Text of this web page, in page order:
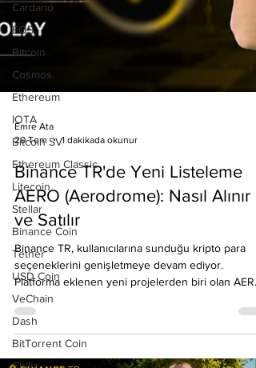
Cardano
EOS
Bitcoin
Cosmos
Ethereum
IOTA
Bitcoin SV
Ethereum Classic
Litecoin
Stellar
Binance Coin
Tether
USD Coin
VeChain
Dash
BitTorrent Coin
Emre Ata
20 Tem
1 dakikada okunur
Binance TR'de Yeni Listeleme
AERO (Aerodrome): Nasıl Alınır
ve Satılır
Binance TR, kullanıcılarına sunduğu kripto para
seçeneklerini genişletmeye devam ediyor.
Platforma eklenen yeni projelerden biri olan AERO
(Aerodrome), özellikle Base ekosistemini takip